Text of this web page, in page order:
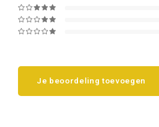
Je beoordeling toevoegen